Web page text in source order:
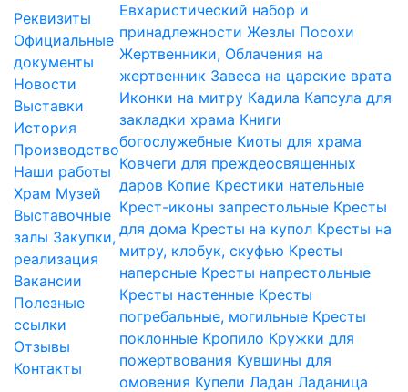
Реквизиты
Официальные
документы
Новости
Выставки
История
Производство
Наши работы
Храм Музей
Выставочные
залы Закупки,
реализация
Вакансии
Полезные
ссылки
Отзывы
Контакты
Евхаристический набор и
принадлежности Жезлы Посохи
Жертвенники, Облачения на
жертвенник Завеса на царские врата
Иконки на митру Кадила Капсула для
закладки храма Книги
богослужебные Киоты для храма
Ковчеги для преждеосвященных
даров Копие Крестики нательные
Крест-иконы запрестольные Кресты
для дома Кресты на купол Кресты на
митру, клобук, скуфью Кресты
наперсные Кресты напрестольные
Кресты настенные Кресты
погребальные, могильные Кресты
поклонные Кропило Кружки для
пожертвования Кувшины для
омовения Купели Ладан Ладаница